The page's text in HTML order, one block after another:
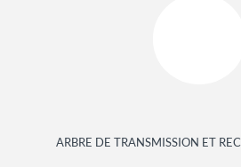
ARBRE DE TRANSMISSION ET